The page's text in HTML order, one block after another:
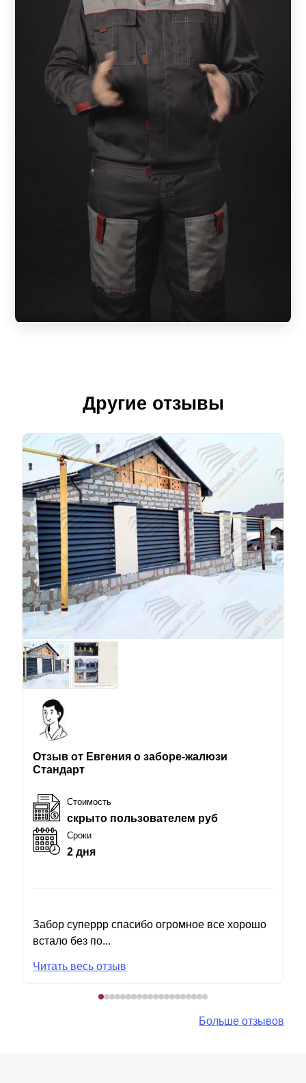
Другие отзывы
Отзыв от Евгения о заборе-жалюзи
Стандарт
Стоимость
скрыто пользователем руб
Сроки
2 дня
Забор суперрр спасибо огромное все хорошо
встало без по...
Читать весь отзыв
Больше отзывов